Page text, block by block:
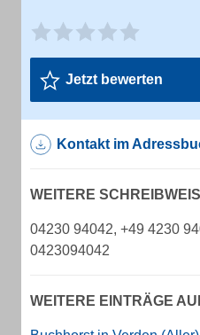
Jetzt bewerten
Kontakt im
WEITERE
04230 94042, +49 4230
0423094042
WEITERE EINTRÄGE